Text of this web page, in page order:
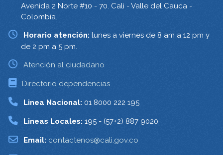
Avenida 2 Norte #10 - 70. Cali - Valle del Cauca -
Colombia.
Horario atención: lunes a viernes de 8 am a 12 pm y
de 2 pm a 5 pm.
Atención al ciudadano
Directorio dependencias
Linea Nacional: 01 8000 222 195
Lineas Locales: 195 - (57+2) 887 9020
Email: contactenos@cali.gov.co